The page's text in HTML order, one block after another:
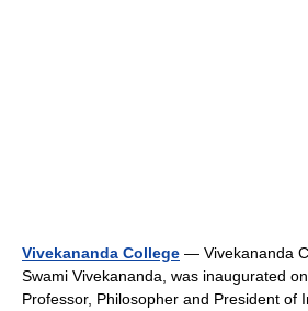
Vivekananda College — Vivekananda
Swami Vivekananda, was inaugurated
Professor, Philosopher and President of